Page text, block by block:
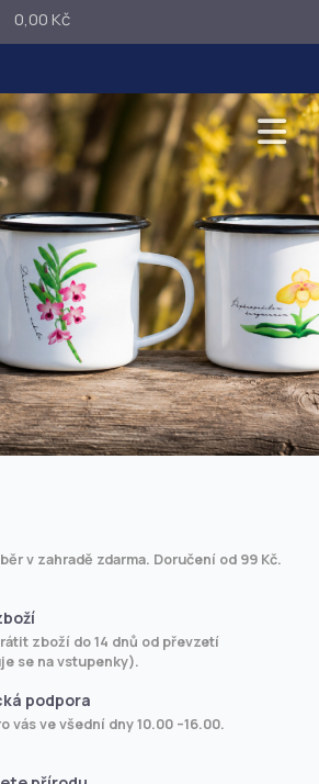
0,00 Kč
v zahradě zdarma. Doručení od 99 Kč.
zboží do 14 dnů od převzetí
se na vstupenky).
podpora
vás ve všední dny 10.00 –16.00.